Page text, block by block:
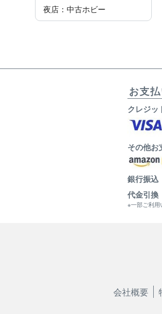
夜店：中古ホビー
お支
クレジッ
その他お
銀行振込
代金引換
※一部ご利用
会社概要